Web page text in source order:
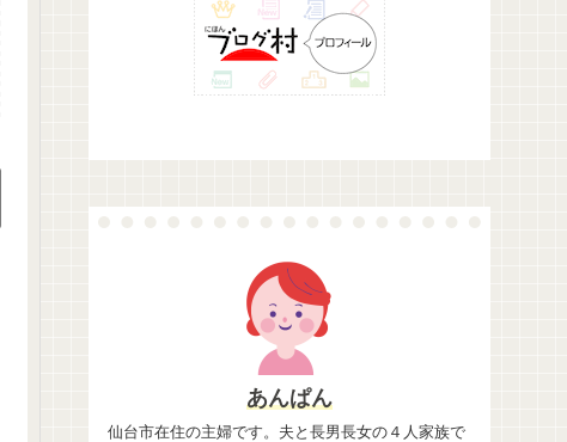
あんぱん
仙台市在住の主婦です。夫と長男長女の４人家族で